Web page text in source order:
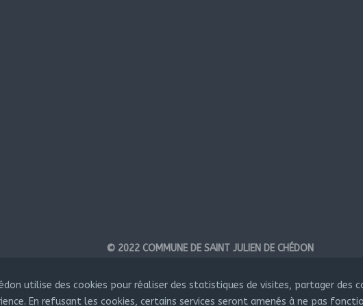
utilise des cookies pour réaliser des statistiques de visites, partager des
En refusant les cookies, certains services seront amenés à ne pas
© 2022 COMMUNE DE SAINT JULIEN DE CHÉDON
FEPP INFORMATIQUE